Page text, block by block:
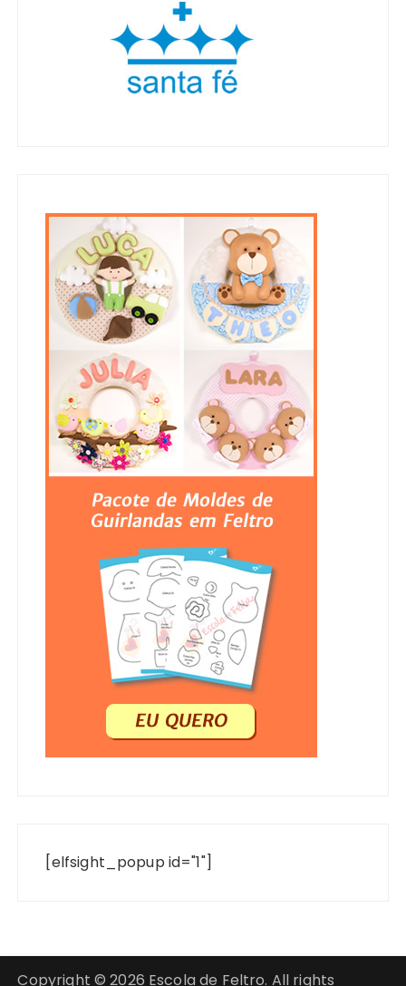
[elfsight_popup id="1"]
Copyright © 2026 Escola de Feltro. All rights